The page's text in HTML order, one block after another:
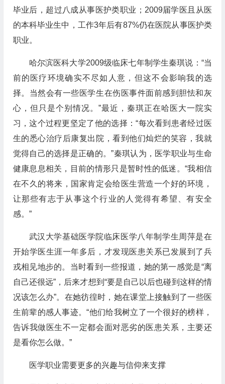
毕业后，超过八成从事医护类职业；2009届学医且从医
的本科毕业生中，工作3年后有87%仍在医院从事医护类
职业。
哈尔滨医科大学2009级临床七年制学生秦琪说：“当
前的医疗环境确实不尽如人意，但这不会影响我的选
择。当然会有一些医学生在伤医事件面前感到胆怯和灰
心，但只是个别情况。”最近，秦琪正在哈医大一院实
习，这个过程更坚定了他的选择：“每次看到患者经过医
生的悉心治疗后康复出院，看到他们灿烂的笑容，我就
觉得自己的选择是正确的。”秦琪认为，医学职业与生命
健康息息相关，目前的情形只是暂时性的低迷。“我相信
在不久的将来，国家肯定会给医生营造一个好的环境，
让那些有志于从事这个行业的人觉得有希望、有安全
感。”
武汉大学基础医学院临床医学八年制学生周萍是在
开始学医生涯一年多后，才发现医患关系已发展到了兵
戎相见地步的。当时看到一些报道，她的第一感觉是“离
自己还很远”，后来才想到“要是自己以后也碰到这样的情
况该怎么办”。在她彷徨时，她在课堂上接触到了一些医
生前辈的感人事迹。“他们给我树立了一个很好的榜样，
告诉我做医生不一定都会面对恶劣的医患关系，主要还
是看你怎么做。”
医学职业需要更多的兴趣与信仰来支撑